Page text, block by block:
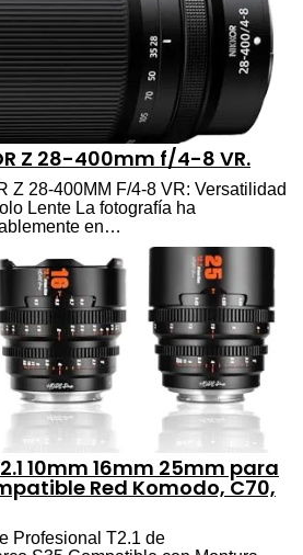
Z 28-400mm f/4-8 VR.
Z 28-400MM F/4-8 VR: Versatilidad
Lente La fotografía ha
en…
10mm 16mm 25mm para
Red Komodo, C70,
Profesional T2.1 de